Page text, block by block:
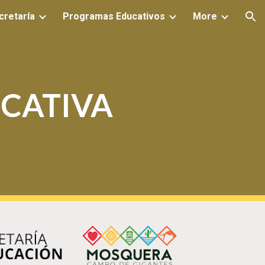
Programas Educativos More